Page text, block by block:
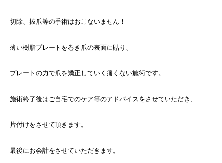
切除、抜爪等の手術はおこないません！
薄い樹脂プレートを巻き爪の表面に貼り、
プレートの力で爪を矯正していく痛くない施術です。
施術終了後はご自宅でのケア等のアドバイスをさせていただき、
片付けをさせて頂きます。
最後にお会計をさせていただきます。